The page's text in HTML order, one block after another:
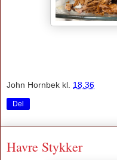
John Hornbek kl. 18.36
Del
Havre Stykker